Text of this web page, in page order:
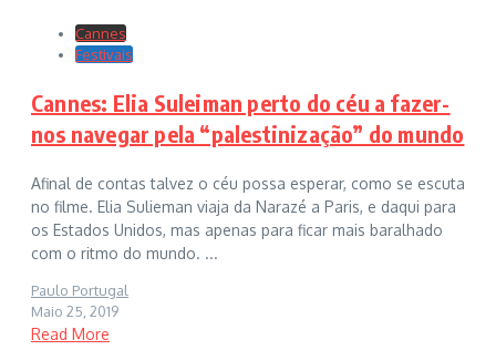
Cannes
Festivais
Cannes: Elia Suleiman perto do céu a fazer-
nos navegar pela “palestinização” do mundo
Afinal de contas talvez o céu possa esperar, como se escuta
no filme. Elia Sulieman viaja da Narazé a Paris, e daqui para
os Estados Unidos, mas apenas para ficar mais baralhado
com o ritmo do mundo. ...
Paulo Portugal
Maio 25, 2019
Read More